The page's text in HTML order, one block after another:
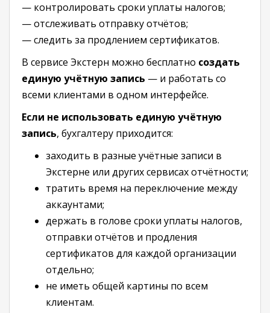
— контролировать сроки уплаты налогов;
— отслеживать отправку отчётов;
— следить за продлением сертификатов.
В сервисе Экстерн можно бесплатно создать
единую учётную запись — и работать со
всеми клиентами в одном интерфейсе.
Если не использовать единую учётную
запись, бухгалтеру приходится:
заходить в разные учётные записи в
Экстерне или других сервисах отчётности;
тратить время на переключение между
аккаунтами;
держать в голове сроки уплаты налогов,
отправки отчётов и продления
сертификатов для каждой организации
отдельно;
не иметь общей картины по всем
клиентам.